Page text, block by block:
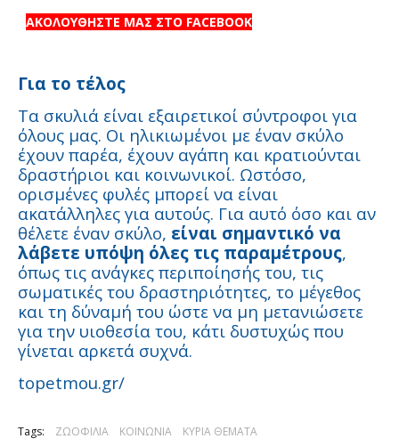
ΑΚΟΛΟΥΘΗΣΤΕ ΜΑΣ ΣΤΟ FACEBOOK
Για το τέλος
Τα σκυλιά είναι εξαιρετικοί σύντροφοι για
όλους μας. Οι ηλικιωμένοι με έναν σκύλο
έχουν παρέα, έχουν αγάπη και κρατιούνται
δραστήριοι και κοινωνικοί. Ωστόσο,
ορισμένες φυλές μπορεί να είναι
ακατάλληλες για αυτούς. Για αυτό όσο και αν
θέλετε έναν σκύλο, είναι σημαντικό να
λάβετε υπόψη όλες τις παραμέτρους,
όπως τις ανάγκες περιποίησής του, τις
σωματικές του δραστηριότητες, το μέγεθος
και τη δύναμή του ώστε να μη μετανιώσετε
για την υιοθεσία του, κάτι δυστυχώς που
γίνεται αρκετά συχνά.
topetmou.gr/
Tags: ΖΩΟΦΙΛΙΑ ΚΟΙΝΩΝΙΑ ΚΥΡΙΑ ΘΕΜΑΤΑ